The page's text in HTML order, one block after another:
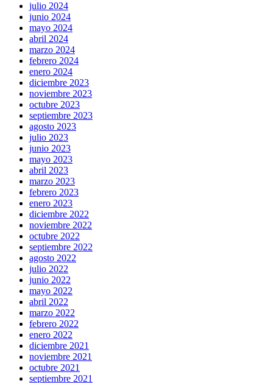
julio 2024
junio 2024
mayo 2024
abril 2024
marzo 2024
febrero 2024
enero 2024
diciembre 2023
noviembre 2023
octubre 2023
septiembre 2023
agosto 2023
julio 2023
junio 2023
mayo 2023
abril 2023
marzo 2023
febrero 2023
enero 2023
diciembre 2022
noviembre 2022
octubre 2022
septiembre 2022
agosto 2022
julio 2022
junio 2022
mayo 2022
abril 2022
marzo 2022
febrero 2022
enero 2022
diciembre 2021
noviembre 2021
octubre 2021
septiembre 2021